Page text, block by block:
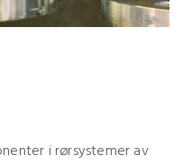
i rørsystemer av